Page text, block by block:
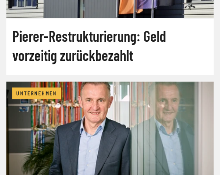
Pierer-Restrukturierung: Geld
vorzeitig zurückbezahlt
UNTERNEHMEN